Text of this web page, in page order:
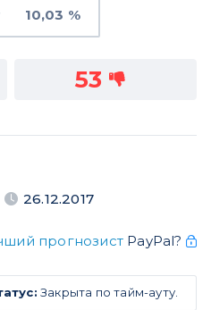
10,03 %
53
26.12.2017
прогнозистPayPal?
Закрыта по тайм-ауту.